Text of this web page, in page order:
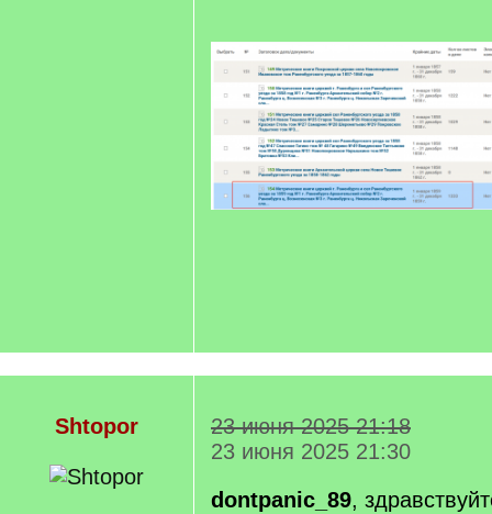
Shtopor
23 июня 2025 21:18
23 июня 2025 21:30
dontpanic_89,